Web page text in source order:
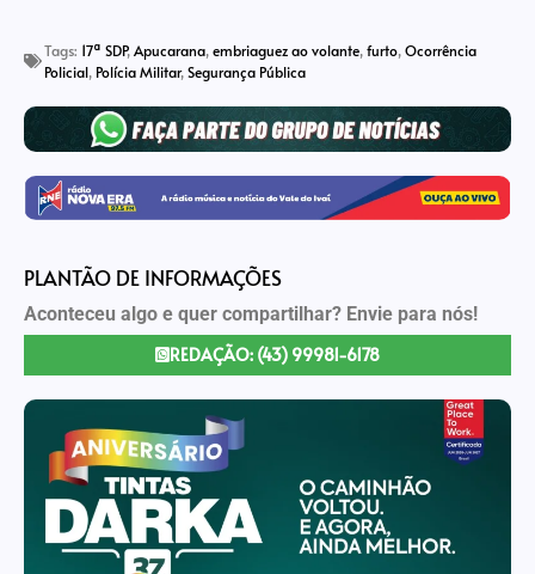
Tags: 17ª SDP,Apucarana,embriaguez ao volante,furto,Ocorrência
Policial, Polícia Militar,Segurança Pública
PLANTÃO DE INFORMAÇÕES
Aconteceu algo e quer compartilhar? Envie para nós!
REDAÇÃO: (43) 99981-6178